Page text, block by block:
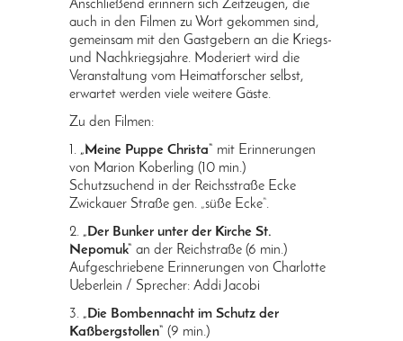
Anschließend erinnern sich Zeitzeugen, die
auch in den Filmen zu Wort gekommen sind,
gemeinsam mit den Gastgebern an die Kriegs-
und Nachkriegsjahre. Moderiert wird die
Veranstaltung vom Heimatforscher selbst,
erwartet werden viele weitere Gäste.
Zu den Filmen:
1. „Meine Puppe Christa“ mit Erinnerungen
von Marion Koberling (10 min.)
Schutzsuchend in der Reichsstraße Ecke
Zwickauer Straße gen. „süße Ecke“.
2. „Der Bunker unter der Kirche St.
Nepomuk“ an der Reichstraße (6 min.)
Aufgeschriebene Erinnerungen von Charlotte
Ueberlein / Sprecher: Addi Jacobi
3.„Die Bombennacht im Schutz der
Kaßbergstollen“ (9 min.)